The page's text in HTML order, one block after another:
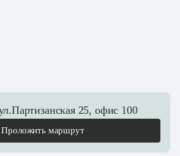
25, офис 100
Проложить маршрут